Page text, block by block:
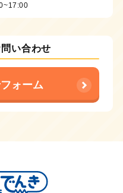
い合わせ
ォーム